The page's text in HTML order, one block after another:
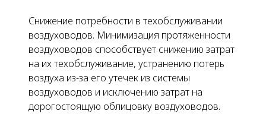
Снижение потребности в техобслуживании
воздуховодов. Минимизация протяженности
воздуховодов способствует снижению затрат
на их техобслуживание, устранению потерь
воздуха из-за его утечек из системы
воздуховодов и исключению затрат на
дорогостоящую облицовку воздуховодов.